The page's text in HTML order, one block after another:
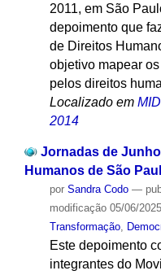
2011, em São
depoimento que
de Direitos
objetivo mapear
pelos direitos
Localizado em
2014
Jornadas de
Humanos de São
por Sandra Codo —
modificação05/06/
Transformação,
Este depoimento
integrantes do